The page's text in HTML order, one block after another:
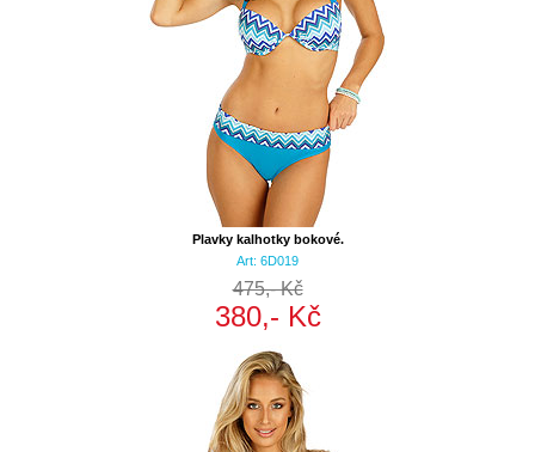
Plavky kalhotky bokové.
Art: 6D019
475,- Kč
380,- Kč